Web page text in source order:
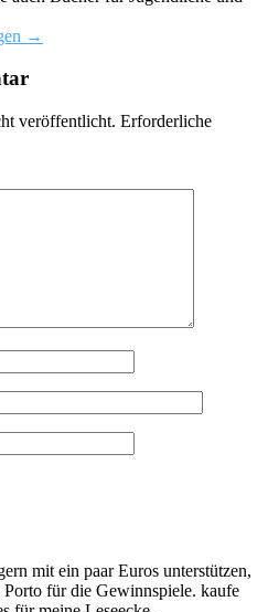
→
veröffentlicht. Erforderliche
mit ein paar Euros unterstützen,
für die Gewinnspiele. kaufe